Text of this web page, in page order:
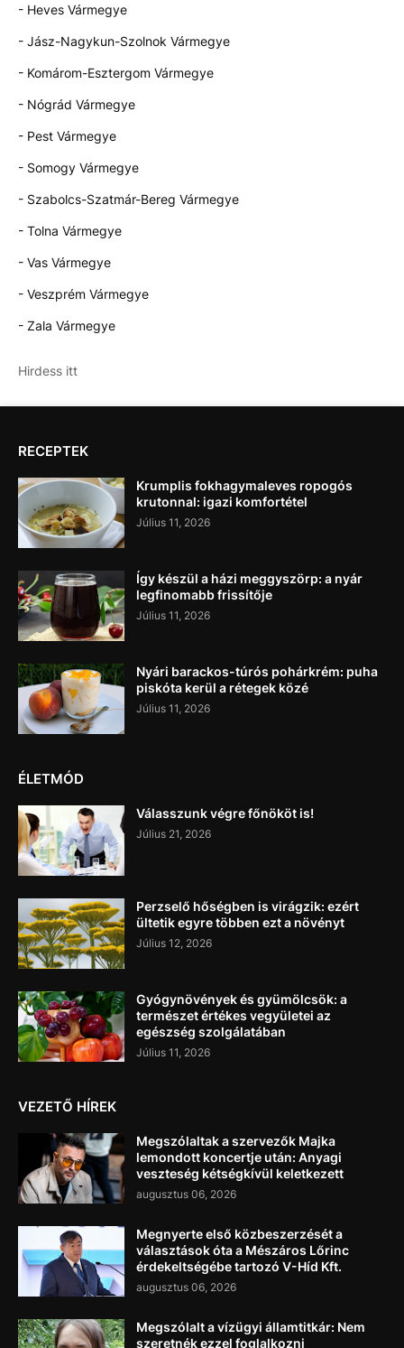
- Heves Vármegye
- Jász-Nagykun-Szolnok Vármegye
- Komárom-Esztergom Vármegye
- Nógrád Vármegye
- Pest Vármegye
- Somogy Vármegye
- Szabolcs-Szatmár-Bereg Vármegye
- Tolna Vármegye
- Vas Vármegye
- Veszprém Vármegye
- Zala Vármegye
Hirdess itt
RECEPTEK
Krumplis fokhagymaleves ropogós
krutonnal: igazi komfortétel
Július 11, 2026
Így készül a házi meggyszörp: a nyár
legfinomabb frissítője
Július 11, 2026
Nyári barackos-túrós pohárkrém: puha
piskóta kerül a rétegek közé
Július 11, 2026
ÉLETMÓD
Válasszunk végre főnököt is!
Július 21, 2026
Perzselő hőségben is virágzik: ezért
ültetik egyre többen ezt a növényt
Július 12, 2026
Gyógynövények és gyümölcsök: a
természet értékes vegyületei az
egészség szolgálatában
Július 11, 2026
VEZETŐ HÍREK
Megszólaltak a szervezők Majka
lemondott koncertje után: Anyagi
veszteség kétségkívül keletkezett
augusztus 06, 2026
Megnyerte első közbeszerzését a
választások óta a Mészáros Lőrinc
érdekeltségébe tartozó V-Híd Kft.
augusztus 06, 2026
Megszólalt a vízügyi államtitkár: Nem
szeretnék ezzel foglalkozni